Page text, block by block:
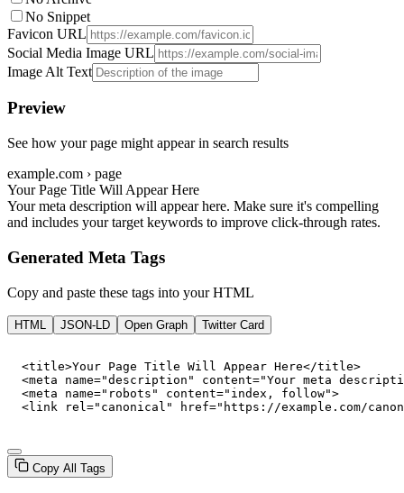
No Snippet
Favicon URL
Social Media Image URL
Image Alt Text
Preview
See how your page might appear in search results
example.com › page
Your Page Title Will Appear Here
Your meta description will appear here. Make sure it's compelling
and includes your target keywords to improve click-through rates.
Generated Meta Tags
Copy and paste these tags into your HTML
HTML JSON-LD Open Graph Twitter Card
  <title>Your Page Title Will Appear Here</title>
<meta name="description" content="Your meta
  <meta name="robots" content="index, follow">
<link rel="canonical" href="https://example.com/
Copy All Tags